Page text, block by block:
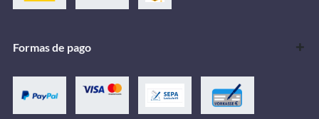
Formas de pago